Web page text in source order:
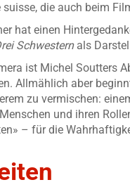
suisse, die auch beim
hat einen
Schwesternals
ist Michel Soutters
Allmählich aber
zu vermischen:
und ihren
– für die